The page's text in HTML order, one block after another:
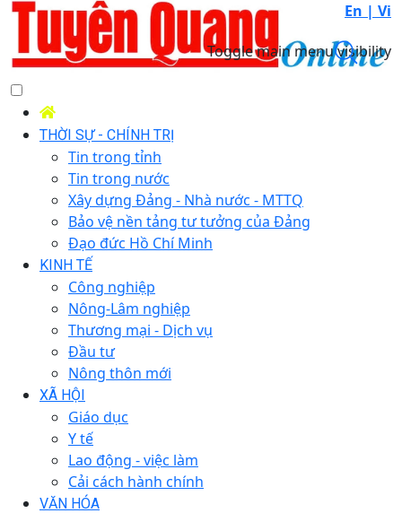
En | Vi
Toggle main menu visibility
THỜI SỰ - CHÍNH TRỊ
Tin trong tỉnh
Tin trong nước
Xây dựng Đảng - Nhà nước - MTTQ
Bảo vệ nền tảng tư tưởng của Đảng
Đạo đức Hồ Chí Minh
KINH TẾ
Công nghiệp
Nông-Lâm nghiệp
Thương mại - Dịch vụ
Đầu tư
Nông thôn mới
XÃ HỘI
Giáo dục
Y tế
Lao động - việc làm
Cải cách hành chính
VĂN HÓA